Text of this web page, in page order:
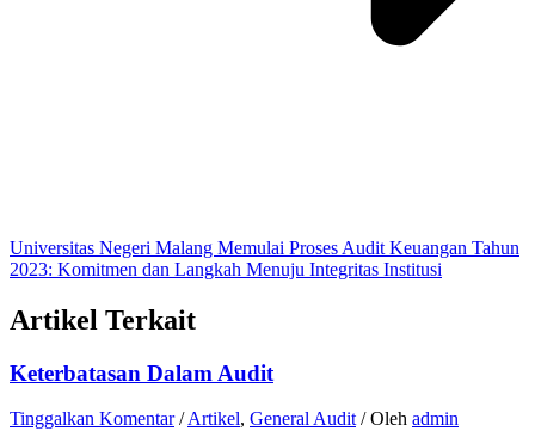
Universitas Negeri Malang Memulai Proses Audit Keuangan Tahun
2023: Komitmen dan Langkah Menuju Integritas Institusi
Artikel Terkait
Keterbatasan Dalam Audit
Tinggalkan Komentar /Artikel, General Audit / Oleh admin